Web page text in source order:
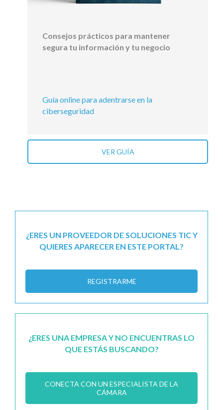
Consejos prácticos para mantener
segura tu información y tu negocio
Guía online para adentrarse en la
ciberseguridad
VER GUÍA
¿ERES UN PROVEEDOR DE SOLUCIONES TIC Y
QUIERES APARECER EN ESTE PORTAL?
REGISTRARME
¿ERES UNA EMPRESA Y NO ENCUENTRAS LO
QUE ESTÁS BUSCANDO?
CONECTA CON UN ESPECIALISTA DE LA
CÁMARA